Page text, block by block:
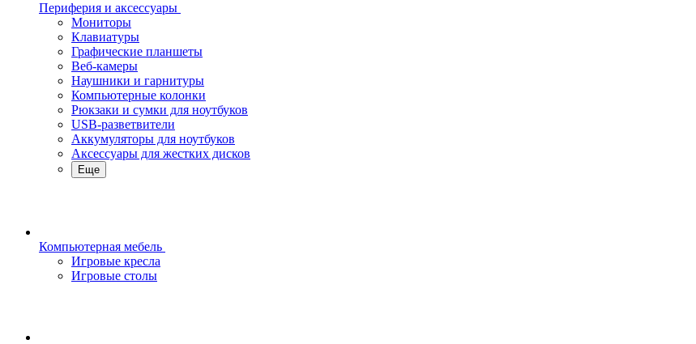
Периферия и аксессуары
Мониторы
Клавиатуры
Графические планшеты
Веб-камеры
Наушники и гарнитуры
Компьютерные колонки
Рюкзаки и сумки для ноутбуков
USB-разветвители
Аккумуляторы для ноутбуков
Аксессуары для жестких дисков
Еще
Компьютерная мебель
Игровые кресла
Игровые столы